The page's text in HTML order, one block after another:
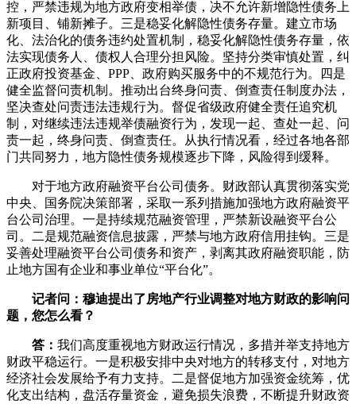
控，严禁违规为地方政府变相举债，决不允许新增隐性债务上
新项目、铺新摊子。三是稳妥化解隐性债务存量。建立市场
化、法治化的债务违约处置机制，稳妥化解隐性债务存量，依
法实现债务人、债权人合理分担风险。坚持分类审慎处置，纠
正政府投资基金、PPP、政府购买服务中的不规范行为。四是
健全监督问责机制。推动出台终身问责、倒查责任制度办法，
坚决查处问责违法违规行为。督促省级政府健全责任追究机
制，对继续违法违规举债融资行为，发现一起、查处一起、问
责一起，终身问责、倒查责任。从执行情况看，经过各地各部
门共同努力，地方隐性债务规模逐步下降，风险得到缓释。
对于地方政府融资平台公司债务。财政部认真贯彻落实党
中央、国务院决策部署，采取一系列措施加强地方政府融资平
台公司治理。一是持续规范融资管理，严禁新设融资平台公
司。二是规范融资信息披露，严禁与地方政府信用挂钩。三是
妥善处理融资平台公司债务和资产，剥离其政府融资职能，防
止地方国有企业和事业单位“平台化”。
记者问：穆迪提出了房地产行业调整对地方财政的影响问
题，您怎么看？
答： 我们高度重视地方财政运行情况，多措并举支持地方
财政平稳运行。一是积极安排中央对地方的转移支付，对地方
经济社会发展给予有力支持。二是督促地方加强资金统筹，优
化支出结构，盘活存量资金，避免损失浪费，不断提升财政资